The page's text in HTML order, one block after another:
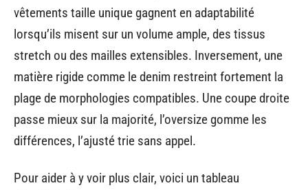
vêtements taille unique gagnent en adaptabilité
lorsqu’ils misent sur un volume ample, des tissus
stretch ou des mailles extensibles. Inversement, une
matière rigide comme le denim restreint fortement la
plage de morphologies compatibles. Une coupe droite
passe mieux sur la majorité, l’oversize gomme les
différences, l’ajusté trie sans appel.
Pour aider à y voir plus clair, voici un tableau